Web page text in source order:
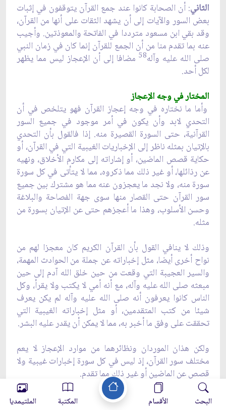
الثاني: أن الصحابة كانوا عند جمع القرآن يتوقفون في إثبات
بعض السور والآيات إلى أن يشهد الثقات على أنها من القرآن،
وقد بقي ابن مسعود مترددا في الفاتحة والمعوذتين. وأجيب
عنه بما تقدم منا من أن الجمع للقرآن إنما كان في زمان النبي
صلى الله عليه وآله58مضافا إلى أن الإعجاز ليس مما يظهر
لكل أحد.
المختار في وجه الإعجاز
وأما ما نختاره في وجه إعجاز القرآن فهو يتلخص في أن
التحدي لابد وأن يكون في أمر موجود في جميع السور
القرآنية، حتى السورة القصيرة منه. إذا فالقول بأن التحدي
بالإتيان بمثله ناظر إلى الإخباريات الغيبية التي في القرآن، أو
حكاية قصص الماضين، أو إشاراته إلى مكارم الأخلاق، ونهيه
عن رذائلها، أو غير ذلك مما ذكروه، مما لا يتأتى في كل سورة
سورة منه، ولا نجد ما يعجزون عنه مما هو مشترك بين جميع
سور القرآن حتى القصار منها سوى جهة الفصاحة والبلاغة
وحسن الأسلوب، وهذا ما أعجزهم حتى عن الإتيان بسورة من
مثله.
وذلك لا ينافي القول بأن القرآن الكريم كان معجزا لهم من
نواح أخرى أيضا، مثل إخباراته عن جملة من الحوادث المهمة،
والسير العجيبة التي وقعت من حين خلق الله آدم إلى حين
مبعثه صلى الله عليه وآله، مع أنه أمي لا يكتب ولا يقرأ، وكل
الناس كانوا يعرفون أنه صلى الله عليه وآله لم يكن يعرف
شيئا من كتب المتقدمين، أو مثل إخباراته الغيبية التي
تحققت على وفق ما أخبر به، مما لا يمكن أن يقدر عليه البشر.
ولكن هذان الموردان ونظائرهما من موارد الإعجاز لا يعم
مختلف سور القرآن، إذ ليس في كل سورة إخبارات غيبية ولا
قصص عن الماضين أو غير ذلك مما تقدم.
وما اخترناه في وجه إعجاز القرآن هو الظاهر من قوله تعالى
البحث الأقسام المكتبة الملتيمديا